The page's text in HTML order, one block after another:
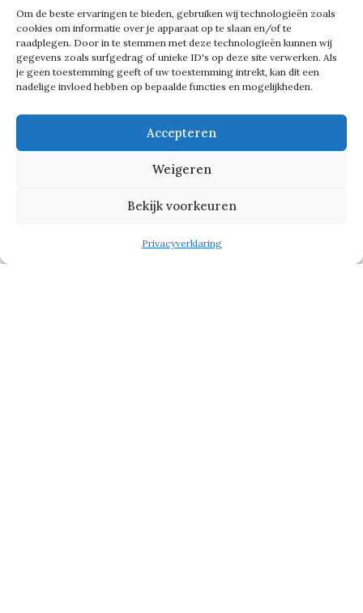
Om de beste ervaringen te bieden, gebruiken wij technologieën zoals
cookies om informatie over je apparaat op te slaan en/of te
raadplegen. Door in te stemmen met deze technologieën kunnen wij
gegevens zoals surfgedrag of unieke ID's op deze site verwerken. Als
je geen toestemming geeft of uw toestemming intrekt, kan dit een
nadelige invloed hebben op bepaalde functies en mogelijkheden.
Accepteren
Weigeren
Bekijk voorkeuren
Privacyverklaring
delen via ons platform en onze
netwerkevenementen.’
Tour de France Femmes
Deze maand vond in Rotterdam de
start van de Tour de France Femmes
plaats met liefst drie etappes.